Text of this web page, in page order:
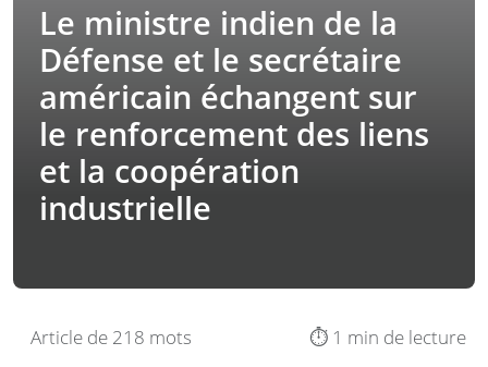
Le ministre indien de la
Défense et le secrétaire
américain échangent sur
le renforcement des liens
et la coopération
industrielle
Article de 218 mots ⏱️ 1 min de lecture